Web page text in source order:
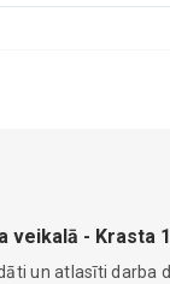
veikalā - Krasta
un atlasīti darba